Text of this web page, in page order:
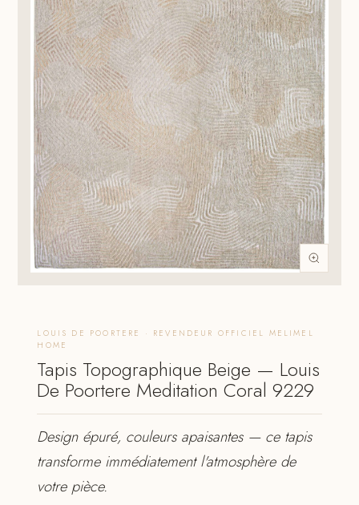
LOUIS DE POORTERE · REVENDEUR OFFICIEL MELIMEL
HOME
Tapis Topographique Beige — Louis
De Poortere Meditation Coral 9229
Design épuré, couleurs apaisantes — ce tapis
transforme immédiatement l'atmosphère de
votre pièce.